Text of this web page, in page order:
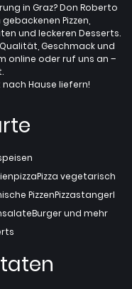
in Graz? Don Roberto
Pizzen,
und leckeren Desserts.
Geschmack und
online oder ruf uns an –
Hause liefern!
Pizza vegetarisch
PizzenPizzastangerl
Burger und mehr